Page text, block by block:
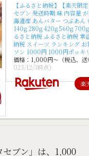
【ふるさと納税】【楽天限
セブン 発送時期 味 内容量
海道産 あんバター つぶあん
140g 280g 420g 560g
るさと納税 ふるさと納税 常
納税 スイーツ ランキング
ソン 1000円 1000円ポッキ
価格：1,000円～（税込、
023/12/3時点)
楽
ブン」は、1,000